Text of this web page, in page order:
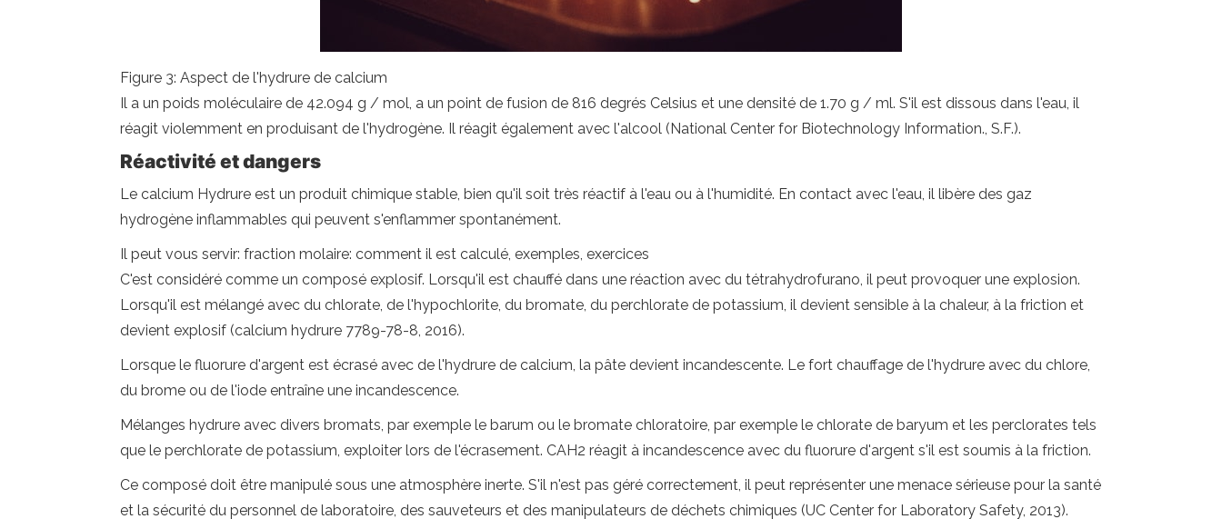
Figure 3: Aspect de l'hydrure de calcium
Il a un poids moléculaire de 42.094 g / mol, a un point de fusion de 816 degrés Celsius et une densité de 1.70 g / ml. S'il est dissous dans l'eau, il
réagit violemment en produisant de l'hydrogène. Il réagit également avec l'alcool (National Center for Biotechnology Information., S.F.).
Réactivité et dangers
Le calcium Hydrure est un produit chimique stable, bien qu'il soit très réactif à l'eau ou à l'humidité. En contact avec l'eau, il libère des gaz
hydrogène inflammables qui peuvent s'enflammer spontanément.
Il peut vous servir: fraction molaire: comment il est calculé, exemples, exercices
C'est considéré comme un composé explosif. Lorsqu'il est chauffé dans une réaction avec du tétrahydrofurano, il peut provoquer une explosion.
Lorsqu'il est mélangé avec du chlorate, de l'hypochlorite, du bromate, du perchlorate de potassium, il devient sensible à la chaleur, à la friction et
devient explosif (calcium hydrure 7789-78-8, 2016).
Lorsque le fluorure d'argent est écrasé avec de l'hydrure de calcium, la pâte devient incandescente. Le fort chauffage de l'hydrure avec du chlore,
du brome ou de l'iode entraîne une incandescence.
Mélanges hydrure avec divers bromats, par exemple le barum ou le bromate chloratoire, par exemple le chlorate de baryum et les perclorates tels
que le perchlorate de potassium, exploiter lors de l'écrasement. CAH2 réagit à incandescence avec du fluorure d'argent s'il est soumis à la friction.
Ce composé doit être manipulé sous une atmosphère inerte. S'il n'est pas géré correctement, il peut représenter une menace sérieuse pour la santé
et la sécurité du personnel de laboratoire, des sauveteurs et des manipulateurs de déchets chimiques (UC Center for Laboratory Safety, 2013).